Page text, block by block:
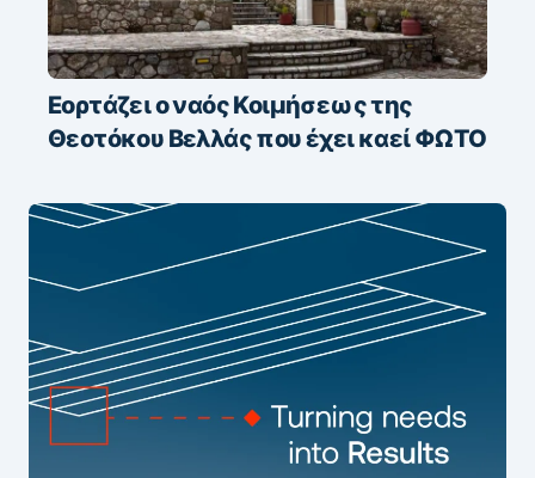
Εορτάζει ο ναός Κοιμήσεως της
Θεοτόκου Βελλάς που έχει καεί ΦΩΤΟ